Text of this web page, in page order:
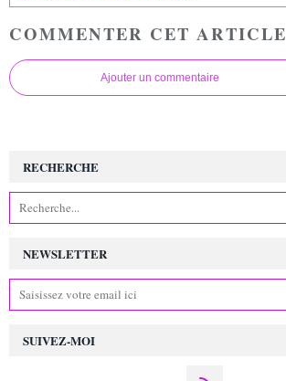
COMMENTER CET ARTICLE
Ajouter un commentaire
NEWSLETTER
SUIVEZ-MOI
RECHERCHE